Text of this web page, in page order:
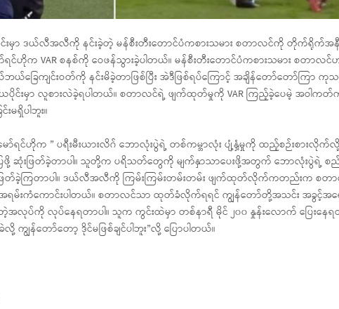
င်းမှာ ဒယ်လီအလီကို နင်းခဲ့တဲ့ မန်စီးတီးတောင်ပံကစားသမား စတာလင်ကို တိုက်ရိုက်
ရင်ဟိုက VAR စနစ်ကို ဝေဖန်သွားခဲ့ပါတယ်။ မန်စီးတီးတောင်ပံကစားသမား စတာလ
ြေကျင်းဝတ်ကို နင်းမိခဲ့တာဖြစ်ပြီး အဲဒီဖြစ်ရပ်ကြောင့် အချိန်တော်တော်ကြာ ကု
ပိုင်းမှာ လူစားလဲခဲ့ရပါတယ်။ စတာလင်ရဲ့ ဖျက်ထုတ်မှုကို VAR ကြည့်ခဲ့ပေမဲ့ အဝါ
မရှိပါဘူး။
ော်ရင်ဟိုက ” ပရီးမီးယားလိဂ် ဘောလုံးပွဲရဲ့ တစ်ကမ္ဘာလုံး ပျံ့နှံ့မှုကို ထည့်စဉ်းစားလိုက်လို့
းဖြတ်ခဲ့တာပါ။ သူတို့က ပရိသတ်တွေကို မျက်နှာသာပေးဖို့အတွက် ဘောလုံးပွဲရဲ့ စည်း
ဖြတ်ခဲ့ကြတာပါ။ ဒယ်လီအလီကို ကြမ်းကြမ်းတမ်းတမ်း ဖျက်ထုတ်လိုက်ကတည်းက
အရမ်းကံကောင်းပါတယ်။ စတာလင်သာ ထုတ်ခံလိုက်ရရင် ကျွန်တော်တို့အသင်း အခွင့်အရေ
လုပ်ကို လုပ်နေရတာပါ။ သူက ကွင်းထဲမှာ တစ်နာရီ မိုင် ၂၀၀ နှုန်းလောက် ပြေးန
ျွန်တော်တော့ ဒိုင်မဖြစ်ချင်ပါဘူး”လို့ ပြောပါတယ်။